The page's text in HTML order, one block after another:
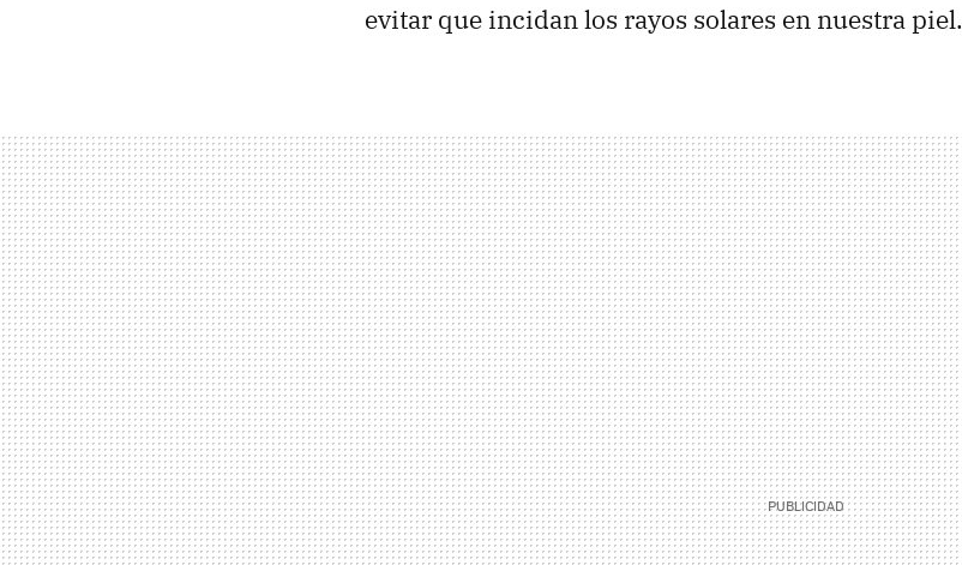
evitar que incidan los rayos solares en nuestra piel.